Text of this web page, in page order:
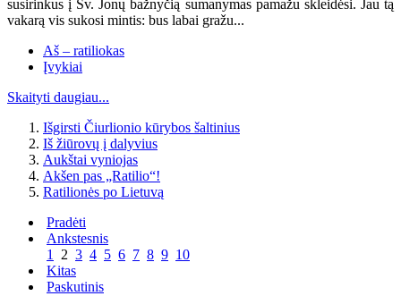
susirinkus į Šv. Jonų bažnyčią sumanymas pamažu skleidėsi. Jau tą
vakarą vis sukosi mintis: bus labai gražu...
Aš – ratiliokas
Įvykiai
Skaityti daugiau...
Išgirsti Čiurlionio kūrybos šaltinius
Iš žiūrovų į dalyvius
Aukštai vyniojas
Akšen pas „Ratilio“!
Ratilionės po Lietuvą
Pradėti
Ankstesnis
1 2 3 4 5 6 7 8 9 10
Kitas
Paskutinis